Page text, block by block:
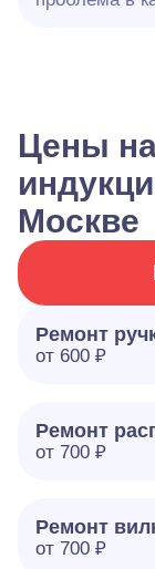
Цены
Москве
Ремонт
от 600 ₽
Ремонт
от 700 ₽
Ремонт
от 700 ₽